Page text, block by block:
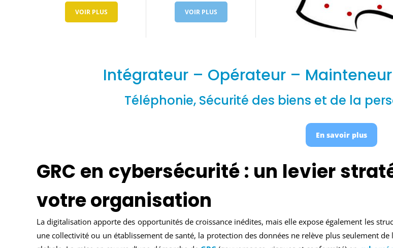
VOIR PLUS VOIR PLUS
Intégrateur – Opérateur –
Téléphonie, Sécurité des biens et de la
En savoir plus
GRC en cybersécurité : un levier
votre organisation
La digitalisation apporte des opportunités de croissance inédites, mais elle expose également les
une collectivité ou un établissement de santé, la protection des données ne relève plus seulement